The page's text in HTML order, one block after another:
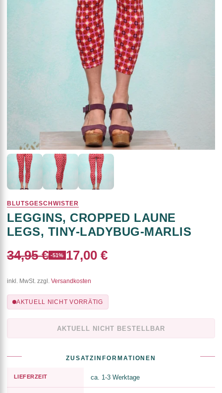
BLUTSGESCHWISTER
LEGGINS, CROPPED LAUNE
LEGS, TINY-LADYBUG-MARLIS
34,95 € -51% 17,00 €
inkl. MwSt. zzgl. Versandkosten
AKTUELL NICHT VORRÄTIG
AKTUELL NICHT BESTELLBAR
ZUSATZINFORMATIONEN
LIEFERZEIT ca. 1-3 Werktage